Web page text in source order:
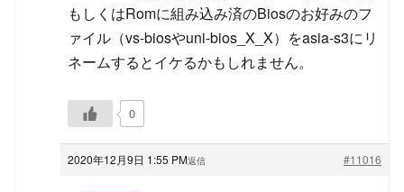
もしくはRomに組み込み済のBiosのお好みのフ
ァイル（vs-biosやuni-bios_X_X）をasia-s3にリ
ネームするとイケるかもしれません。
0
2020年12月9日 1:55 PM #11016
返信